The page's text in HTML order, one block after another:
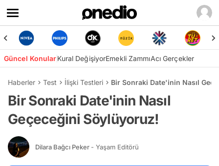
Güncel KonularKural DeğişiyorEmekli ZammıAcı Gerçekler
Haberler Test İlişki Testleri Bir Sonraki Date'inin Nasıl
Bir Sonraki Date'inin Nasıl
Geçeceğini Söylüyoruz!
Dilara Bağcı Peker - Yaşam Editörü